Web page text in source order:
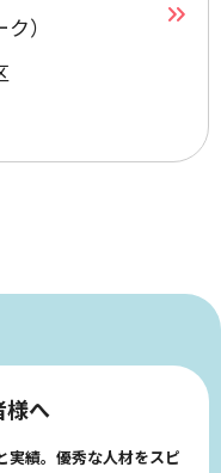
）
様へ
実績。優秀な人材をスピ